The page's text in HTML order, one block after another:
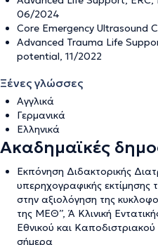
06/2024
Core Emergency Ultrasound
Advanced Trauma Life
potential, 11/2022
Ξένες γλώσσες
Αγγλικά
Γερμανικά
Ελληνικά
Ακαδημαϊκές
Εκπόνηση Διδακτορικής
υπερηχογραφικής
στην αξιολόγηση της
της ΜΕΘ”, Ά Κλινική
Εθνικού και
σήμερα